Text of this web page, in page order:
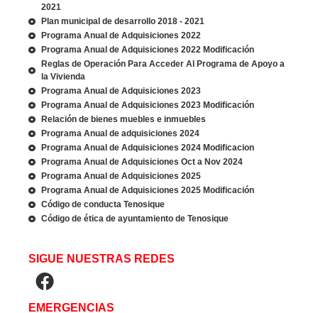
2021
Plan municipal de desarrollo 2018 - 2021
Programa Anual de Adquisiciones 2022
Programa Anual de Adquisiciones 2022 Modificación
Reglas de Operación Para Acceder Al Programa de Apoyo a
la Vivienda
Programa Anual de Adquisiciones 2023
Programa Anual de Adquisiciones 2023 Modificación
Relación de bienes muebles e inmuebles
Programa Anual de adquisiciones 2024
Programa Anual de Adquisiciones 2024 Modificacion
Programa Anual de Adquisiciones Oct a Nov 2024
Programa Anual de Adquisiciones 2025
Programa Anual de Adquisiciones 2025 Modificación
Código de conducta Tenosique
Código de ética de ayuntamiento de Tenosique
SIGUE NUESTRAS REDES
EMERGENCIAS